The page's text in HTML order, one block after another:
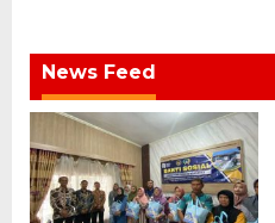
News Feed